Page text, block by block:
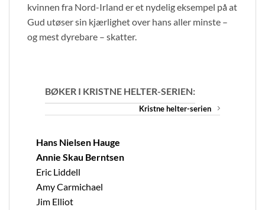
kvinnen fra Nord-Irland er et nydelig eksempel på at
Gud utøser sin kjærlighet over hans aller minste –
og mest dyrebare – skatter.
BØKER I KRISTNE HELTER-SERIEN:
Kristne helter-serien
Hans Nielsen Hauge
Annie Skau Berntsen
Eric Liddell
Amy Carmichael
Jim Elliot